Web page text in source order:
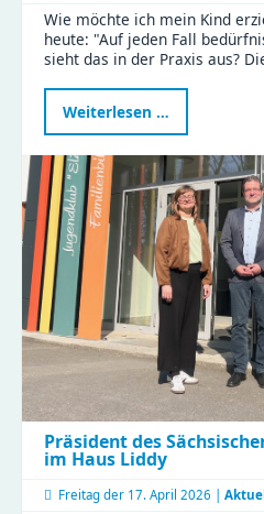
Wie möchte ich mein Kind
heute: "Auf jeden Fall
sieht das in der Praxis aus?
Weiterlesen …
Erziehung:
tauschten
Tipps
und
Erfahrungen
im
KiFaZ-
Workshop
aus
Präsident des
im Haus Liddy
Freitag der 17. April 2026 |